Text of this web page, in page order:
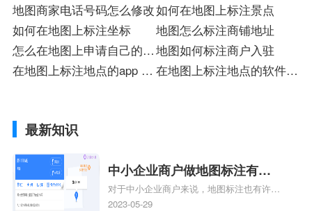
地图商家电话号码怎么修改如何在地图上标注景点
如何在地图上标注坐标
地图怎么标注商铺地址
怎么在地图上申请自己的公
司
地图如何标注商户入驻
在地图上标注地点的app 注 在地图上标注地点的软件注
最新知识
中小企业商户做地图标注有什
么好处
对于中小企业商户来说，地图标注也有许多
好处，包括：提高可见性和曝光率：通过在
2023-05-29